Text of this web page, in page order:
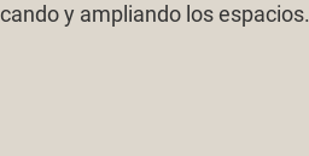
y ampliando los espacios.